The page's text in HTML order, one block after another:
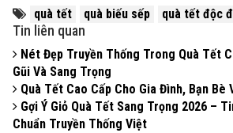
quà tết
quà biếu sếp quà tết độc
Tin liên quan
Nét Đẹp Truyền Thống Trong Quà Tết
Gũi Và Sang Trọng
Quà Tết Cao Cấp Cho Gia Đình, Bạn Bè
Gợi Ý Giỏ Quà Tết Sang Trọng 2026 –
Chuẩn Truyền Thống Việt